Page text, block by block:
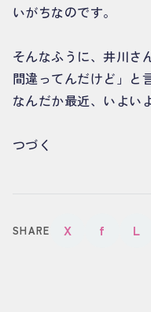
いがちなのです。
そんなふうに、井川さ
間違ってんだけど」と
なんだか最近、いよい
つづく
SHARE X f L